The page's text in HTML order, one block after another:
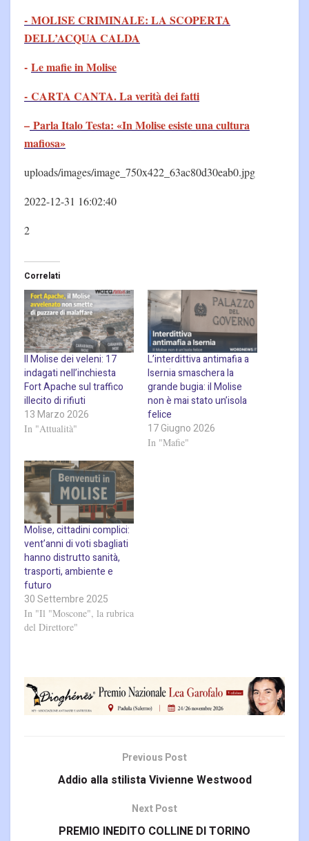
- MOLISE CRIMINALE: LA SCOPERTA
DELL’ACQUA CALDA
- Le mafie in Molise
- CARTA CANTA. La verità dei fatti
– Parla Italo Testa: «In Molise esiste una cultura
mafiosa»
uploads/images/image_750x422_63ac80d30eab0.jpg
2022-12-31 16:02:40
2
Correlati
Il Molise dei veleni: 17
indagati nell’inchiesta
Fort Apache sul traffico
illecito di rifiuti
13 Marzo 2026
In "Attualità"
L’interdittiva antimafia a
Isernia smaschera la
grande bugia: il Molise
non è mai stato un’isola
felice
17 Giugno 2026
In "Mafie"
Molise, cittadini complici:
vent’anni di voti sbagliati
hanno distrutto sanità,
trasporti, ambiente e
futuro
30 Settembre 2025
In "Il "Moscone", la rubrica
del Direttore"
Previous Post
Addio alla stilista Vivienne Westwood
Next Post
PREMIO INEDITO COLLINE DI TORINO